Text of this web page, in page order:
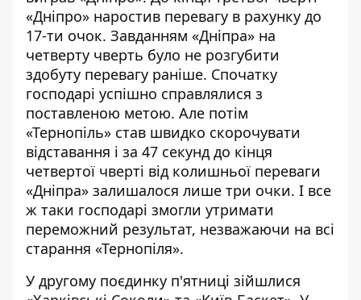
«Дніпро» наростив перевагу в рахунку до
17-ти очок. Завданням «Дніпра» на
четверту чверть було не розгубити
здобуту перевагу раніше. Спочатку
господарі успішно справлялися з
поставленою метою. Але потім
«Тернопіль» став швидко скорочувати
відставання і за 47 секунд до кінця
четвертої чверті від колишньої переваги
«Дніпра» залишалося лише три очки. І все
ж таки господарі змогли утримати
переможний результат, незважаючи на всі
старання «Тернопіля».
У другому поєдинку п'ятниці зійшлися